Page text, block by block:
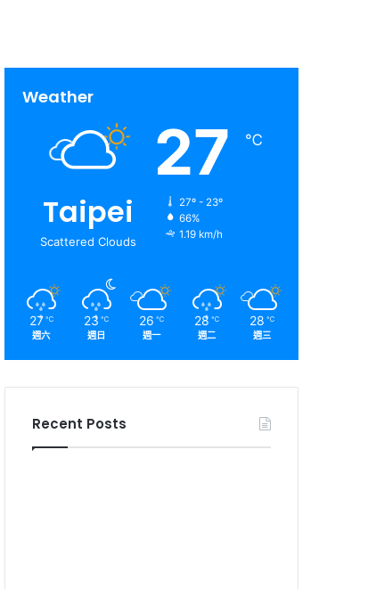
Weather
Taipei
Scattered Clouds
27 ℃
27º - 23º
66%
1.19 km/h
27 ℃
週六
23 ℃
週日
26 ℃
週一
28 ℃
週二
28 ℃
週三
Recent Posts